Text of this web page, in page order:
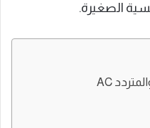
الصغيرة.